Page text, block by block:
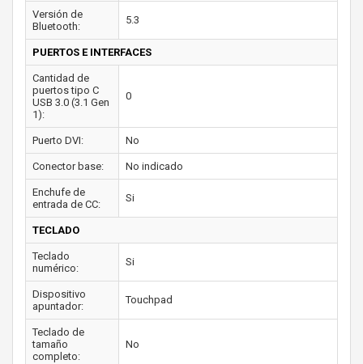
Versión de
Bluetooth:
5.3
PUERTOS E INTERFACES
Cantidad de
puertos tipo C
USB 3.0 (3.1 Gen
1):
0
Puerto DVI: No
Conector base: No indicado
Enchufe de
entrada de CC:
Si
TECLADO
Teclado
numérico:
Si
Dispositivo
apuntador:
Touchpad
Teclado de
tamaño
completo:
No